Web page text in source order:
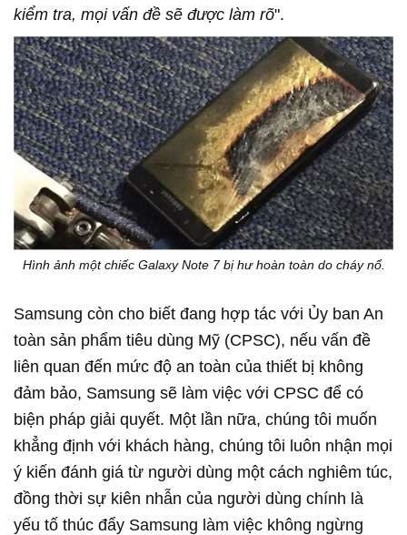
kiểm tra, mọi vấn đề sẽ được làm rõ".
Hình ảnh một chiếc Galaxy Note 7 bị hư hoàn toàn do cháy nổ.
Samsung còn cho biết đang hợp tác với Ủy ban An
toàn sản phẩm tiêu dùng Mỹ (CPSC), nếu vấn đề
liên quan đến mức độ an toàn của thiết bị không
đảm bảo, Samsung sẽ làm việc với CPSC để có
biện pháp giải quyết. Một lần nữa, chúng tôi muốn
khẳng định với khách hàng, chúng tôi luôn nhận mọi
ý kiến đánh giá từ người dùng một cách nghiêm túc,
đồng thời sự kiên nhẫn của người dùng chính là
yếu tố thúc đẩy Samsung làm việc không ngừng